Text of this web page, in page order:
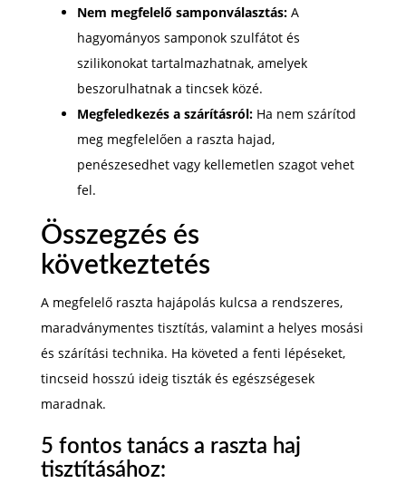
Nem megfelelő samponválasztás: A
hagyományos samponok szulfátot és
szilikonokat tartalmazhatnak, amelyek
beszorulhatnak a tincsek közé.
Megfeledkezés a szárításról: Ha nem szárítod
meg megfelelően a raszta hajad,
penészesedhet vagy kellemetlen szagot vehet
fel.
Összegzés és
következtetés
A megfelelő raszta hajápolás kulcsa a rendszeres,
maradványmentes tisztítás, valamint a helyes mosási
és szárítási technika. Ha követed a fenti lépéseket,
tincseid hosszú ideig tiszták és egészségesek
maradnak.
5 fontos tanács a raszta haj
tisztításához: